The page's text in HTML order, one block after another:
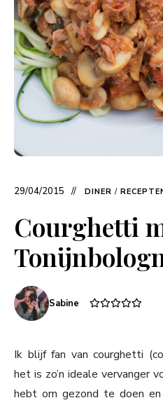
29/04/2015 DINER /
Courghetti
Sabine
Ik blijf fan van courghetti
het is zo’n ideale vervanger
hebt om gezond te doen